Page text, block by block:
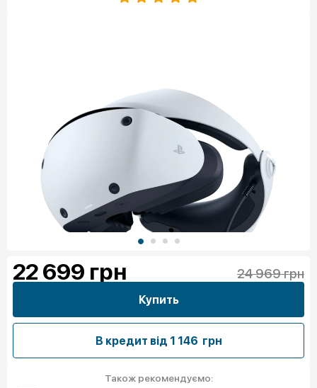
22 699 грн 24 969 грн
Купить
В кредит від 1 146 грн
Також рекомендуємо: